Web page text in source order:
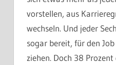
vorstellen, aus
wechseln. Und jeder
sogar bereit, für den
ziehen. Doch 38